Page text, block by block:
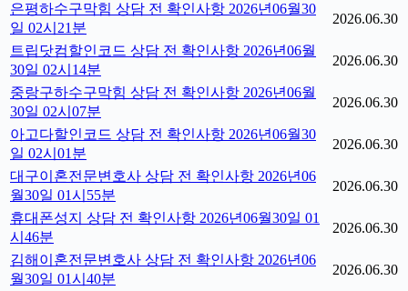
은평하수구막힘 상담 전 확인사항 2026년06월30
일 02시21분
2026.06.30
트립닷컴할인코드 상담 전 확인사항 2026년06월
30일 02시14분
2026.06.30
중랑구하수구막힘 상담 전 확인사항 2026년06월
30일 02시07분
2026.06.30
아고다할인코드 상담 전 확인사항 2026년06월30
일 02시01분
2026.06.30
대구이혼전문변호사 상담 전 확인사항 2026년06
월30일 01시55분
2026.06.30
휴대폰성지 상담 전 확인사항 2026년06월30일 01
시46분
2026.06.30
김해이혼전문변호사 상담 전 확인사항 2026년06
월30일 01시40분
2026.06.30